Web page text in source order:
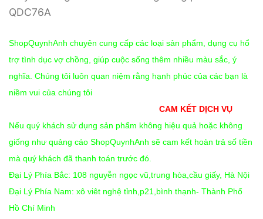
QDC76A
ShopQuynhAnh chuyên cung cấp các loại sản phẩm, dụng cụ hổ
trợ tình dục vợ chồng, giúp cuộc sống thêm nhiều màu sắc, ý
nghĩa. Chúng tôi luôn quan niệm rằng hạnh phúc của các bạn là
niềm vui của chúng tôi
CAM KẾT DỊCH VỤ
Nếu quý khách sử dụng sản phẩm không hiệu quả hoặc không
giống như quảng cáo ShopQuynhAnh sẽ cam kết hoàn trả số tiền
mà quý khách đã thanh toán trước đó.
Đại Lý Phía Bắc: 108 nguyễn ngọc vũ,trung hòa,cầu giấy, Hà Nội
Đại Lý Phía Nam: xô viêt nghệ tỉnh,p21,bình thạnh- Thành Phố
Hồ Chí Minh